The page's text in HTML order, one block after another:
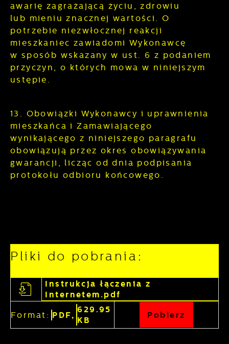
awarię zagrażającą życiu, zdrowiu
lub mieniu znacznej wartości. O
potrzebie niezwłocznej reakcji
mieszkaniec zawiadomi Wykonawcę
w sposób wskazany w ust. 6 z podaniem
przyczyn, o których mowa w niniejszym
ustępie.
13. Obowiązki Wykonawcy i uprawnienia
mieszkańca i Zamawiającego
wynikającego z niniejszego paragrafu
obowiązują przez okres obowiązywania
gwarancji, licząc od dnia podpisania
protokołu odbioru końcowego.
Pliki do pobrania:
Instrukcja łączenia z
Internetem.pdf
Format: PDF,
629.95
KB
Pobierz